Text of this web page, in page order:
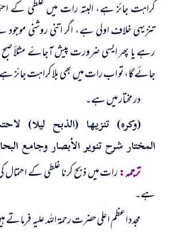
کراہت جائز ہے، البتہ رات میں غلطی کے
تنزیہی خلاف اولی ہے، اگر اتنی روشنی موجود
رہے یا پھر ایسی ضرورت پیش آجاۓ مثلأ صبح
جائے گا، تو اب رات میں بھی بلا کراہت جائز
در مختار میں ہے۔
(وكره) تنزيها (الذبح ليلا)
المختار شرح تنوير الأبصار وجامع
ترجمہ:رات میں ذبح کرنا غلطی کے احتمال
ہے۔
مجدد اعظم اعلی حضرت رحمة الله عليه فرماتے